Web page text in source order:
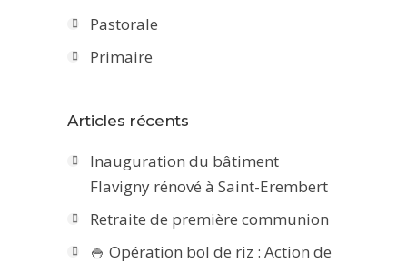
Pastorale
Primaire
Articles récents
Inauguration du bâtiment
Flavigny rénové à Saint-Erembert
Retraite de première communion
🍚 Opération bol de riz : Action de